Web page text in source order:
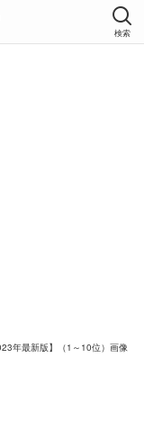
検索
年最新版】（1～10位）画像